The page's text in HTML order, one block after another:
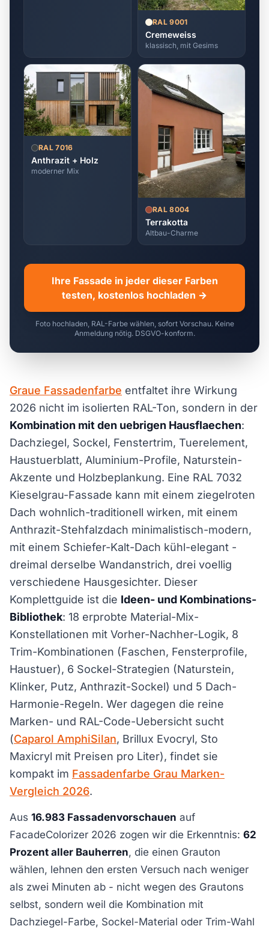
RAL 9001
Cremeweiss
klassisch, mit Gesims
RAL 7016
Anthrazit + Holz
moderner Mix
RAL 8004
Terrakotta
Altbau-Charme
Ihre Fassade in jeder dieser Farben
testen, kostenlos hochladen →
Foto hochladen, RAL-Farbe wählen, sofort Vorschau. Keine
Anmeldung nötig. DSGVO-konform.
Graue Fassadenfarbe entfaltet ihre Wirkung
2026 nicht im isolierten RAL-Ton, sondern in der
Kombination mit den uebrigen Hausflaechen:
Dachziegel, Sockel, Fenstertrim, Tuerelement,
Haustuerblatt, Aluminium-Profile, Naturstein-
Akzente und Holzbeplankung. Eine RAL 7032
Kieselgrau-Fassade kann mit einem ziegelroten
Dach wohnlich-traditionell wirken, mit einem
Anthrazit-Stehfalzdach minimalistisch-modern,
mit einem Schiefer-Kalt-Dach kühl-elegant -
dreimal derselbe Wandanstrich, drei voellig
verschiedene Hausgesichter. Dieser
Komplettguide ist die Ideen- und Kombinations-
Bibliothek: 18 erprobte Material-Mix-
Konstellationen mit Vorher-Nachher-Logik, 8
Trim-Kombinationen (Faschen, Fensterprofile,
Haustuer), 6 Sockel-Strategien (Naturstein,
Klinker, Putz, Anthrazit-Sockel) und 5 Dach-
Harmonie-Regeln. Wer dagegen die reine
Marken- und RAL-Code-Uebersicht sucht
(Caparol AmphiSilan, Brillux Evocryl, Sto
Maxicryl mit Preisen pro Liter), findet sie
kompakt im Fassadenfarbe Grau Marken-
Vergleich 2026.
Aus 16.983 Fassadenvorschauen auf
FacadeColorizer 2026 zogen wir die Erkenntnis: 62
Prozent aller Bauherren, die einen Grauton
wählen, lehnen den ersten Versuch nach weniger
als zwei Minuten ab - nicht wegen des Grautons
selbst, sondern weil die Kombination mit
Dachziegel-Farbe, Sockel-Material oder Trim-Wahl